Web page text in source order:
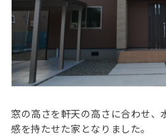
会社情報
窓の高さを軒天の高さに合わせ
感を持たせた家となりました。